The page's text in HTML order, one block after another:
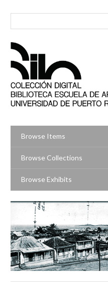
Browse Items
Browse Collections
Browse Exhibits